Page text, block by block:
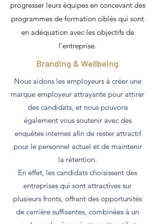
progresser leurs équipes en concevant des
programmes de formation ciblés qui sont
en adéquation avec les objectifs de
l'entreprise.
Branding & Wellbeing
Nous aidons les employeurs à créer une
marque employeur attrayante pour attirer
des candidats, et nous pouvons
également vous soutenir avec des
enquêtes internes afin de rester attractif
pour le personnel actuel et de maintenir
la rétention.
En effet, les candidats choisissent des
entreprises qui sont attractives sur
plusieurs fronts, offrant des opportunités
de carrière suffisantes, combinées à un